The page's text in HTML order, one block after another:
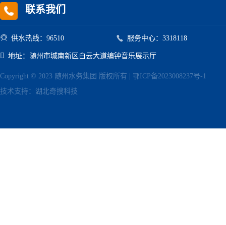
联系我们
 供水热线：96510  服务中心：3318118
 地址：随州市城南新区白云大道编钟音乐展示厅
Copyright © 2023 随州水务集团 版权所有 | 鄂ICP备2023008237号-1
技术支持： 湖北奇搜科技